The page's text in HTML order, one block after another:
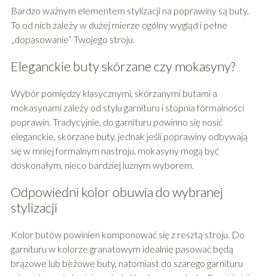
Bardzo ważnym elementem stylizacji na poprawiny są buty.
To od nich zależy w dużej mierze ogólny wygląd i pełne
„dopasowanie” Twojego stroju.
Eleganckie buty skórzane czy mokasyny?
Wybór pomiędzy klasycznymi, skórzanymi butami a
mokasynami zależy od stylu garnituru i stopnia formalności
poprawin. Tradycyjnie, do garnituru powinno się nosić
eleganckie, skórzane buty, jednak jeśli poprawiny odbywają
się w mniej formalnym nastroju, mokasyny mogą być
doskonałym, nieco bardziej luznym wyborem.
Odpowiedni kolor obuwia do wybranej
stylizacji
Kolor butów powinien komponować się z resztą stroju. Do
garnituru w kolorze granatowym idealnie pasować będą
brązowe lub beżowe buty, natomiast do szarego garnituru